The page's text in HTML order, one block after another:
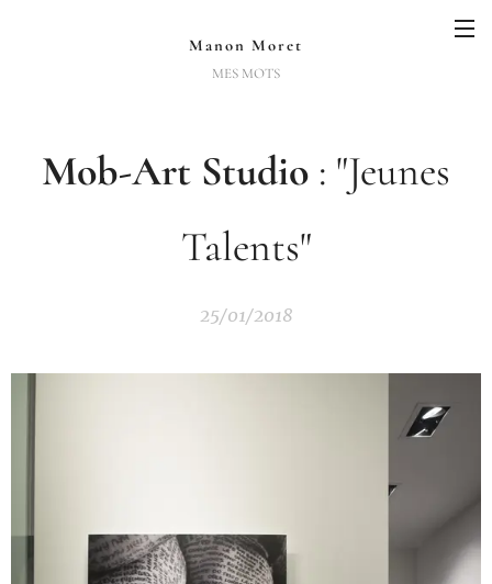
Manon Moret
MES MOTS
Mob-Art Studio : "Jeunes
Talents"
25/01/2018